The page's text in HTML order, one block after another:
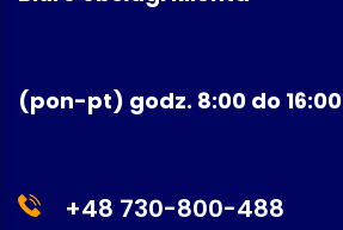
(pon-pt) godz. 8:00 do 16:00
+48 730-800-488